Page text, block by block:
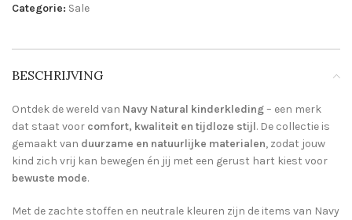
Categorie: Sale
BESCHRIJVING
Ontdek de wereld van Navy Natural kinderkleding– een merk
dat staat voor comfort, kwaliteit en tijdloze stijl. De collectie is
gemaakt van duurzame en natuurlijke materialen, zodat jouw
kind zich vrij kan bewegen én jij met een gerust hart kiest voor
bewuste mode.
Met de zachte stoffen en neutrale kleuren zijn de items van Navy